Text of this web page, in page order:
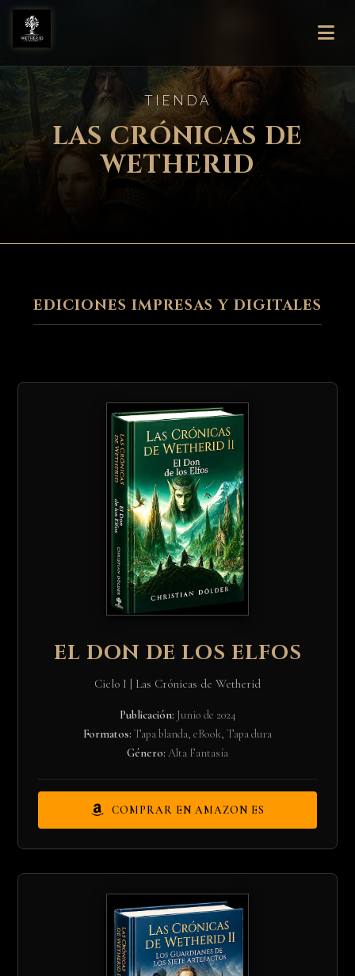
TIENDA
LAS CRÓNICAS DE
WETHERID
EDICIONES IMPRESAS Y DIGITALES
EL DON DE LOS ELFOS
Ciclo I | Las Crónicas de Wetherid
Publicación: Junio de 2024
Formatos: Tapa blanda, eBook, Tapa dura
Género: Alta Fantasía
COMPRAR EN AMAZON ES